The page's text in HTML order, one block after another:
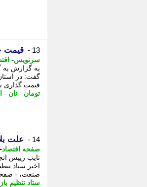
13 - قیمت
سرنویس-
به گزارش به
قیمت گذاری
تومان - نان -
14 - علت
صفحه اقتصاد-
نایب رییس
صنعت، -
ستاد تنظیم